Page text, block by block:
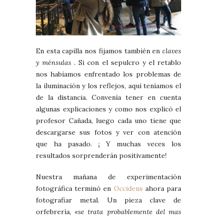
En esta capilla nos fijamos también en claves
y ménsulas .Si con el sepulcro y el retablo
nos habíamos enfrentado los problemas de
la iluminación y los reflejos, aquí teníamos el
de la distancia. Convenía tener en cuenta
algunas explicaciones y como nos explicó el
profesor Cañada, luego cada uno tiene que
descargarse sus fotos y ver con atención
que ha pasado. ¡ Y muchas veces los
resultados sorprenderán positivamente!
Nuestra mañana de experimentación
fotográfica terminó en Occidens ahora para
fotografiar metal. Un pieza clave de
orfebrería,«se trata probablemente del mas